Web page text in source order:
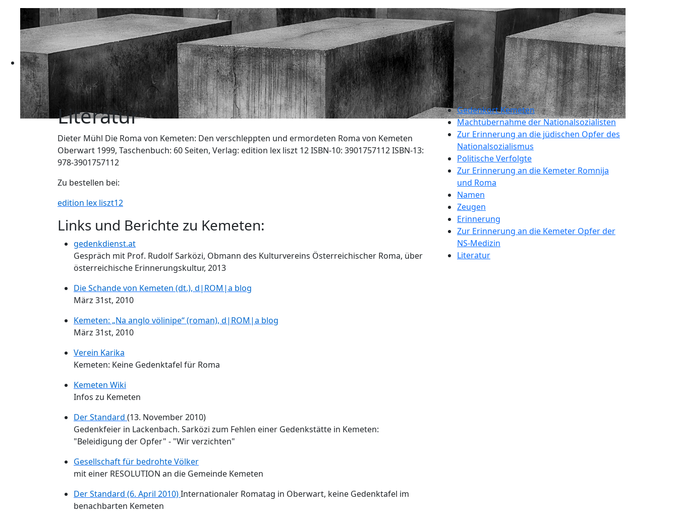
Literatur
Dieter Mühl Die Roma von Kemeten: Den verschleppten und ermordeten Roma von Kemeten
Oberwart 1999, Taschenbuch: 60 Seiten, Verlag: edition lex liszt 12 ISBN-10: 3901757112 ISBN-13:
978-3901757112
Zu bestellen bei:
edition lex liszt12
Links und Berichte zu Kemeten:
gedenkdienst.at
Gespräch mit Prof. Rudolf Sarközi, Obmann des Kulturvereins Österreichischer Roma, über
österreichische Erinnerungskultur, 2013
Die Schande von Kemeten (dt.), d|ROM|a blog
März 31st, 2010
Kemeten: „Na anglo völinipe“ (roman), d|ROM|a blog
März 31st, 2010
Verein Karika
Kemeten: Keine Gedenktafel für Roma
Kemeten Wiki
Infos zu Kemeten
Der Standard (13. November 2010)
Gedenkfeier in Lackenbach. Sarközi zum Fehlen einer Gedenkstätte in Kemeten:
"Beleidigung der Opfer" - "Wir verzichten"
Gesellschaft für bedrohte Völker
mit einer RESOLUTION an die Gemeinde Kemeten
Der Standard (6. April 2010)Internationaler Romatag in Oberwart, keine Gedenktafel im
benachbarten Kemeten
Gedenkort Kemeten
Machtübernahme der Nationalsozialisten
Zur Erinnerung an die jüdischen Opfer des
Nationalsozialismus
Politische Verfolgte
Zur Erinnerung an die Kemeter Romnija
und Roma
Namen
Zeugen
Erinnerung
Zur Erinnerung an die Kemeter Opfer der
NS-Medizin
Literatur